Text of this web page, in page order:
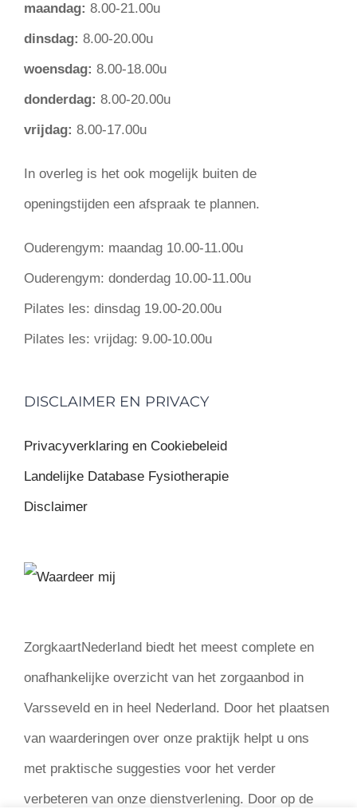
maandag: 8.00-21.00u
dinsdag: 8.00-20.00u
woensdag: 8.00-18.00u
donderdag: 8.00-20.00u
vrijdag: 8.00-17.00u
In overleg is het ook mogelijk buiten de
openingstijden een afspraak te plannen.
Ouderengym: maandag 10.00-11.00u
Ouderengym: donderdag 10.00-11.00u
Pilates les: dinsdag 19.00-20.00u
Pilates les: vrijdag: 9.00-10.00u
DISCLAIMER EN PRIVACY
Privacyverklaring en Cookiebeleid
Landelijke Database Fysiotherapie
Disclaimer
ZorgkaartNederland biedt het meest complete en
onafhankelijke overzicht van het zorgaanbod in
Varsseveld en in heel Nederland. Door het plaatsen
van waarderingen over onze praktijk helpt u ons
met praktische suggesties voor het verder
verbeteren van onze dienstverlening. Door op de